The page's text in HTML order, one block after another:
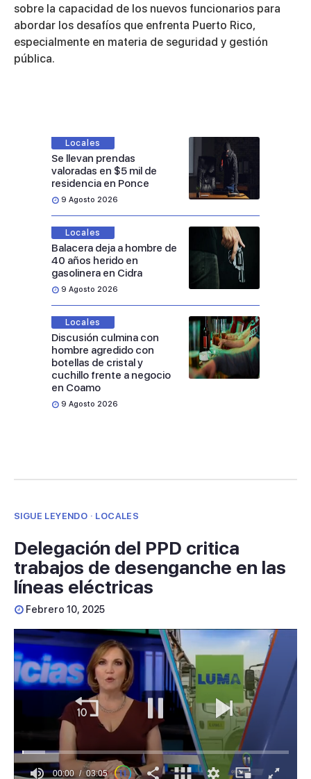
sobre la capacidad de los nuevos funcionarios para
abordar los desafíos que enfrenta Puerto Rico,
especialmente en materia de seguridad y gestión
pública.
Locales
Se llevan prendas
valoradas en $5 mil de
residencia en Ponce
9 Agosto 2026
Locales
Balacera deja a hombre de
40 años herido en
gasolinera en Cidra
9 Agosto 2026
Locales
Discusión culmina con
hombre agredido con
botellas de cristal y
cuchillo frente a negocio
en Coamo
9 Agosto 2026
SIGUE LEYENDO · LOCALES
Delegación del PPD critica
trabajos de desenganche en las
líneas eléctricas
Febrero 10, 2025
00:01 03:05